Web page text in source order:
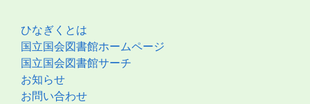
ひなぎくとは
国立国会図書館ホームページ
国立国会図書館サーチ
お知らせ
お問い合わせ